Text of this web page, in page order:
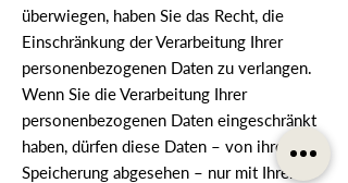
überwiegen, haben Sie das Recht, die
Einschränkung der Verarbeitung Ihrer
personenbezogenen Daten zu verlangen.
Wenn Sie die Verarbeitung Ihrer
personenbezogenen Daten eingeschränkt
haben, dürfen diese Daten – von ihrer
Speicherung abgesehen – nur mit Ihrer